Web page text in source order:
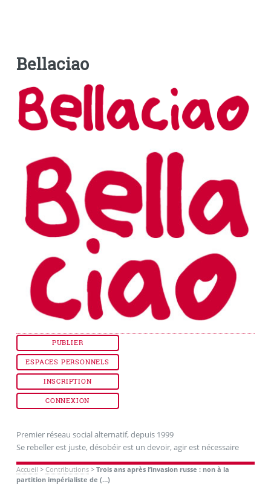
Bellaciao
PUBLIER
ESPACES PERSONNELS
INSCRIPTION
CONNEXION
Premier réseau social alternatif, depuis 1999
Se rebeller est juste, désobéir est un devoir, agir est nécessaire
Accueil > Contributions> Trois ans après l’invasion russe : non à la
partition impérialiste de (…)